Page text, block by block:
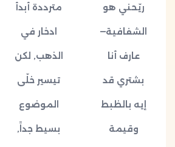
مترددة أبدأ
ادخار في
الذهب, لكن
تيسير خلّى
الموضوع
بسيط جداً,
ريّحني هو
الشفافية—
عارف أنا
بشتري قد
إيه بالظبط
وقيمة